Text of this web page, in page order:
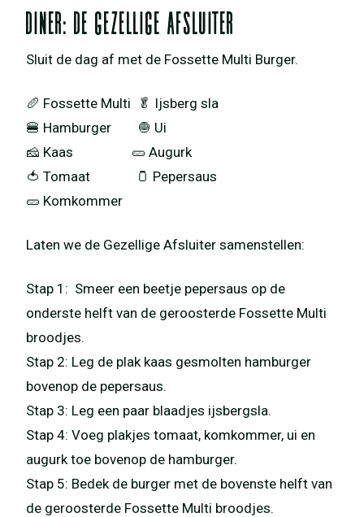
Diner: De Gezellige afsluiter
Sluit de dag af met de Fossette Multi Burger.
🥖 Fossette Multi 🥬 Ijsberg sla
🍔 Hamburger 🧅 Ui
🧀 Kaas 🥒 Augurk
🍅 Tomaat 🫙 Pepersaus
🥒 Komkommer
Laten we de Gezellige Afsluiter samenstellen:
Stap 1: Smeer een beetje pepersaus op de
onderste helft van de geroosterde Fossette Multi
broodjes.
Stap 2: Leg de plak kaas gesmolten hamburger
bovenop de pepersaus.
Stap 3: Leg een paar blaadjes ijsbergsla.
Stap 4: Voeg plakjes tomaat, komkommer, ui en
augurk toe bovenop de hamburger.
Stap 5: Bedek de burger met de bovenste helft van
de geroosterde Fossette Multi broodjes.